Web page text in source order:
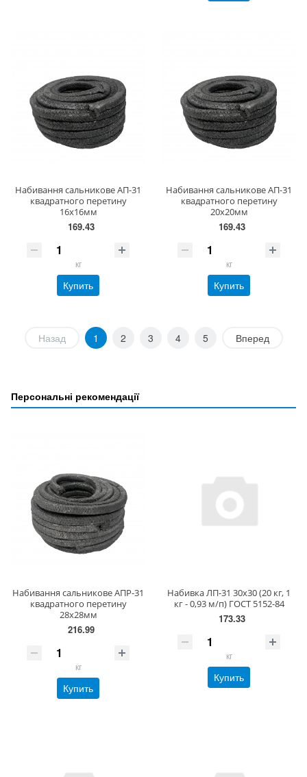
Набивання сальникове АП-31
квадратного перетину
16х16мм
169.43
кг
Купить
Набивання сальникове АП-31
квадратного перетину
20х20мм
169.43
кг
Купить
Назад 1 2 3 4 5 Вперед
Персональні рекомендації
Набивання сальникове АПР-31
квадратного перетину
28х28мм
216.99
кг
Купить
Набивка ЛП-31 30х30 (20 кг, 1
кг - 0,93 м/п) ГОСТ 5152-84
173.33
кг
Купить